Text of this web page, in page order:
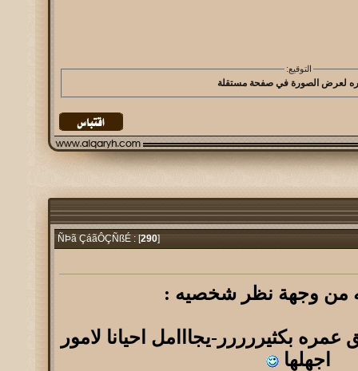
التوقيع:
ÑÞã ÇáãÔÇÑßÉ : [
290]
من وجهة نظر شخصيه :
بكثيررررر-يجااامل احيانا لامور
اجهلها